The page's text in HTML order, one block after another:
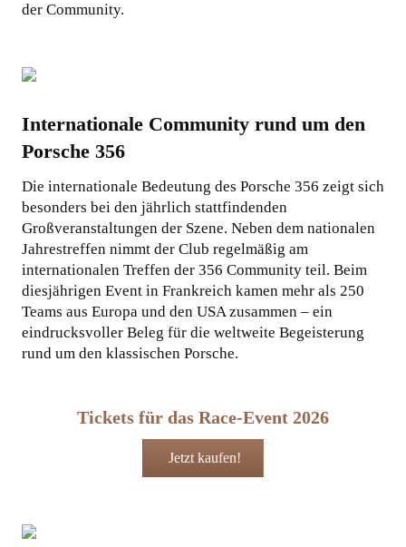
der Community.
Internationale Community rund um den
Porsche 356
Die internationale Bedeutung des Porsche 356 zeigt sich
besonders bei den jährlich stattfindenden
Großveranstaltungen der Szene. Neben dem nationalen
Jahrestreffen nimmt der Club regelmäßig am
internationalen Treffen der 356 Community teil. Beim
diesjährigen Event in Frankreich kamen mehr als 250
Teams aus Europa und den USA zusammen – ein
eindrucksvoller Beleg für die weltweite Begeisterung
rund um den klassischen Porsche.
Tickets für das Race-Event 2026
Jetzt kaufen!